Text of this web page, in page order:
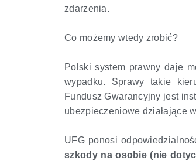
zdarzenia.
Co możemy wtedy zrobić?
Polski system prawny daje
wypadku. Sprawy takie
Fundusz Gwarancyjny jest
ubezpieczeniowe działające
UFG ponosi
szkody na osobie (nie